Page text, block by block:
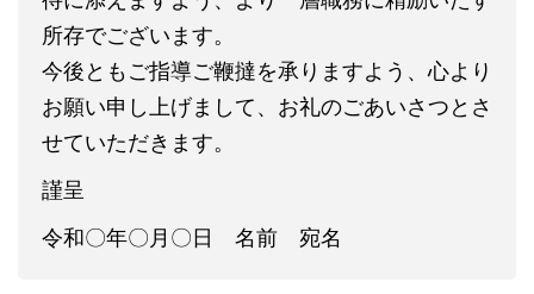
所存でございます。
今後ともご指導ご鞭撻を承りますよう、心より
お願い申し上げまして、お礼のごあいさつとさ
せていただきます。
謹呈
令和〇年〇月〇日 名前 宛名